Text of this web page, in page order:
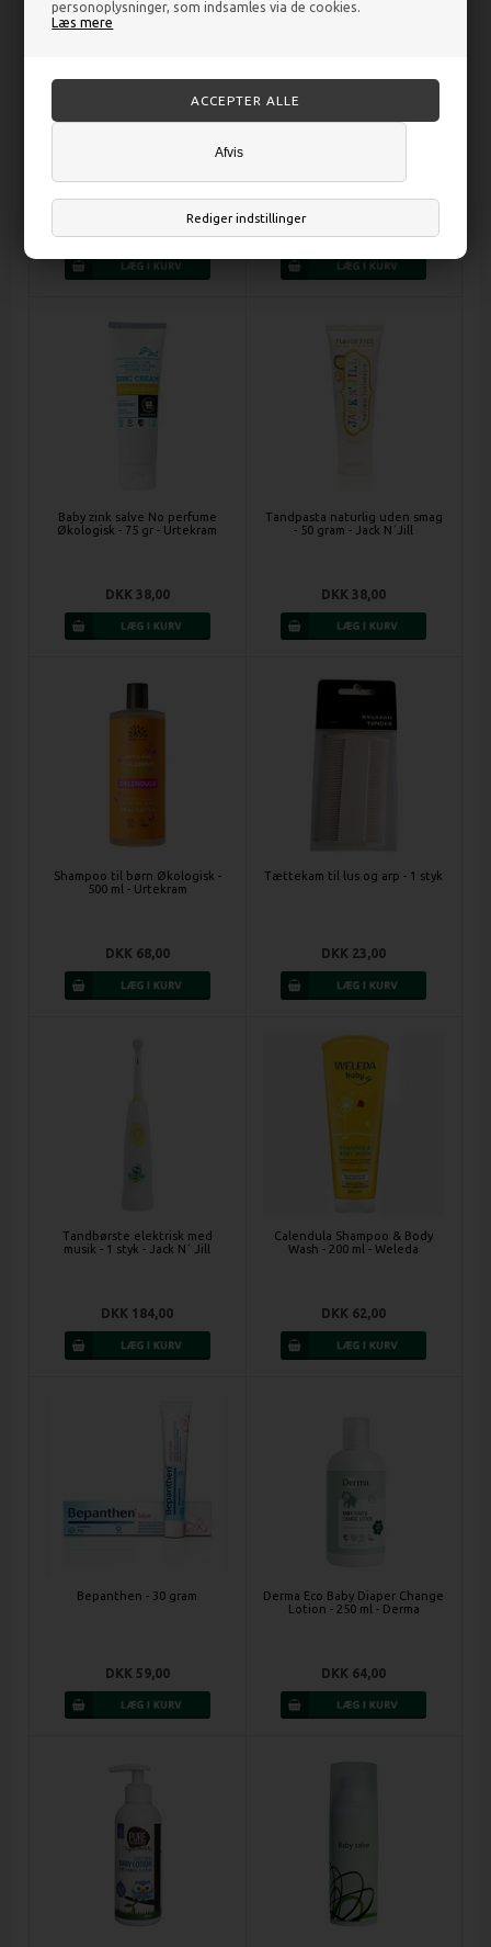
personoplysninger, som indsamles via de cookies.
Læs mere
Rediger indstillinger
Afvis
Baby vådservietter Aloe Vera
stk - Pure Beginnings
DKK 50,00 DKK 48,00
Baby zink salve No perfume
Økologisk - 75 gr - Urtekram
DKK 38,00
Tandpasta naturlig uden smag
- 50 gram - Jack N´Jill
DKK 38,00
Shampoo til børn Økologisk -
500 ml - Urtekram
DKK 68,00
Tættekam til lus og arp - 1 styk
DKK 23,00
Tandbørste elektrisk med
musik - 1 styk - Jack N´ Jill
DKK 184,00
Calendula Shampoo & Body
Wash - 200 ml - Weleda
DKK 62,00
Bepanthen - 30 gram
DKK 59,00
Derma Eco Baby Diaper Change
Lotion - 250 ml - Derma
DKK 64,00